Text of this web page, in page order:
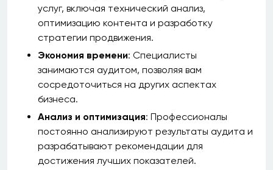
услуг, включая технический анализ,
оптимизацию контента и разработку
стратегии продвижения.
Экономия времени: Специалисты
занимаются аудитом, позволяя вам
сосредоточиться на других аспектах
бизнеса.
Анализ и оптимизация: Профессионалы
постоянно анализируют результаты аудита и
разрабатывают рекомендации для
достижения лучших показателей.